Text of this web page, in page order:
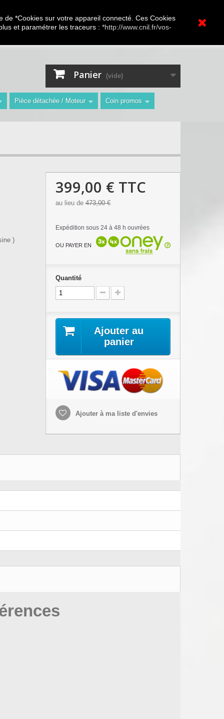
*Cookies sur votre appareil connecté. Ces Cookies
et paramétrer les traceurs : *http://www.cnil.fr/vos-
Connexion
Contactez-nous
Panier (vide)
Pièce détachée / Moteur Coin promos
)
399,00 € TTC
au lieu de 473,00 €
Expédition sous 24 à 48 h ouvrées
OU PAYER EN
Quantité
Ajouter au
panier
Ajouter à ma liste d'envies